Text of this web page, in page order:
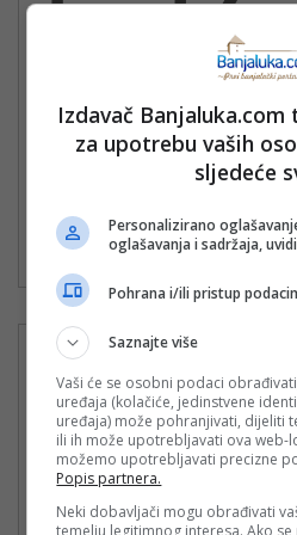
Potrebni
Objavljeno: 30. September 2
Izdavač
za upotrebu vaših
sljedeće
Personalizirano
oglašavanja i sadržaja,
Pohrana i/ili pristup
Saznajte više
Vaši će se osobni podaci
uređaja (kolačiće, jedinstvene
uređaja) može pohranjivati, dijeliti
ili ih može upotrebljavati ova web-
možemo upotrebljavati precizne
Popis partnera.
Neki dobavljači mogu obrađivati
temelju legitimnog interesa. Ako se